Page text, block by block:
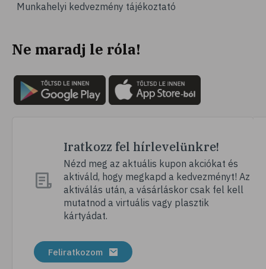
# fogápolás
# szájvíz
# klórhexidin
# fogérzékenység
# fogíny
# fogkrém
# dentin
# fogszabályozás
# fog
Munkahelyi kedvezmény tájékoztató
Ne maradj le róla!
Iratkozz fel hírlevelünkre!
Nézd meg az aktuális kupon akciókat és
aktiváld, hogy megkapd a kedvezményt! Az
aktiválás után, a vásárláskor csak fel kell
mutatnod a virtuális vagy plasztik
kártyádat.
Feliratkozom